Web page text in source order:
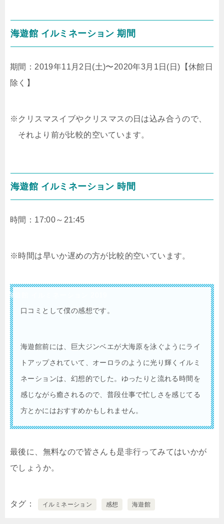
海遊館 イルミネーション 期間
期間：2019年11月2日(土)〜2020年3月1日(日)【休館日
除く】
※クリスマスイブやクリスマスの日は込み合うので、
それより前が比較的空いています。
海遊館 イルミネーション 時間
時間：17:00～21:45
※時間は早いか遅めの方が比較的空いています。
海遊館 イルミネーション 2019
口コミとして僕の感想です。
海遊館前には、巨大ジンベエが大海原を泳ぐようにライ
トアップされていて、オーロラのように光り輝くイルミ
ネーションは、幻想的でした。ゆったりと流れる時間を
感じながら癒されるので、普段仕事で忙しさを感じてる
方とかにはおすすめかもしれません。
最後に、無料なので皆さんも是非行ってみてはいかが
でしょうか。
タグ イルミネーション 感想 海遊館